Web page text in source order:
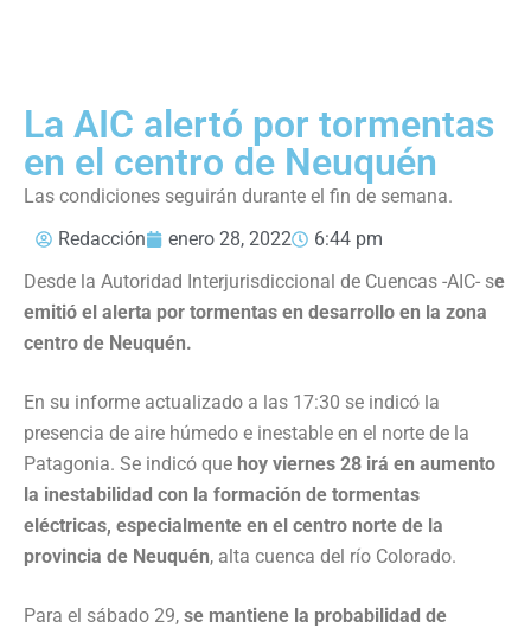
La AIC alertó por tormentas
en el centro de Neuquén
Las condiciones seguirán durante el fin de semana.
Redacción
enero 28, 2022
6:44 pm
Desde la Autoridad Interjurisdiccional de Cuencas -AIC- se
emitió el alerta por tormentas en desarrollo en la zona
centro de Neuquén.
En su informe actualizado a las 17:30 se indicó la
presencia de aire húmedo e inestable en el norte de la
Patagonia. Se indicó que hoy viernes 28 irá en aumento
la inestabilidad con la formación de tormentas
eléctricas, especialmente en el centro norte de la
provincia de Neuquén, alta cuenca del río Colorado.
Para el sábado 29, se mantiene la probabilidad de